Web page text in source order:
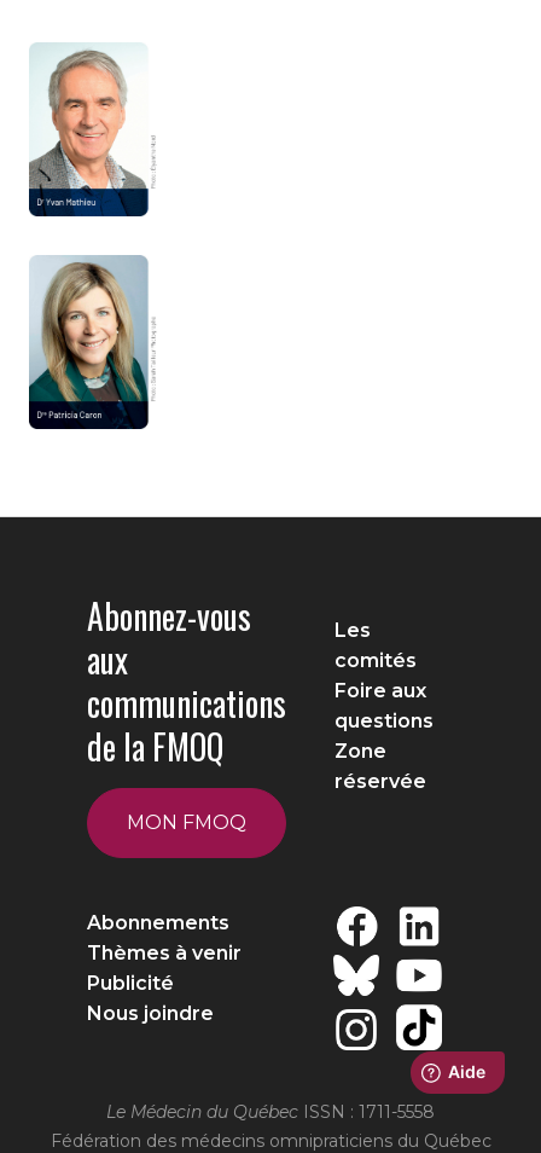
Abonnez-vous
aux
communications
de la FMOQ
MON FMOQ
Les
comités
Foire aux
questions
Zone
réservée
Abonnements
Thèmes à venir
Publicité
Nous joindre
Le Médecin du Québec ISSN : 1711-5558
Fédération des médecins omnipraticiens du Québec